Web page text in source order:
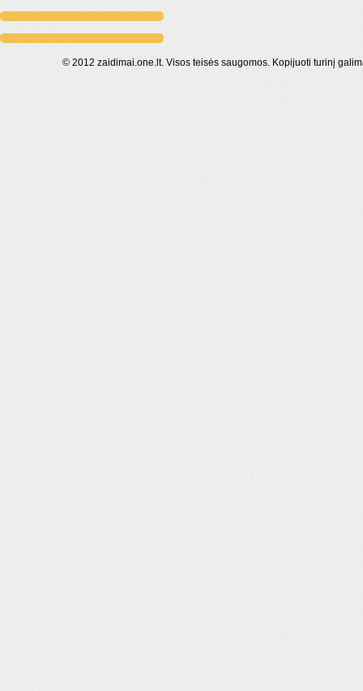
© 2012 zaidimai.one.lt. Visos teisės saugomos. Kopijuoti turinį